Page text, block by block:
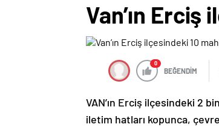
Van’ın
0
BEĞENDİM
VAN’ın Erciş ilçesindeki 2
iletim hatları kopunca,